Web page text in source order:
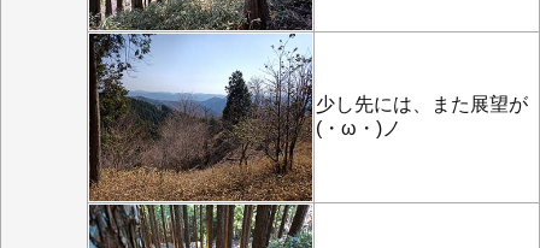
少し先には、また展望が
(・ω・)ノ